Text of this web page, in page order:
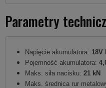
Parametry
Napięcie akumulatora: 18V
Pojemność akumulatora:
Maks. siła nacisku: 21 kN
Maks. średnica rur